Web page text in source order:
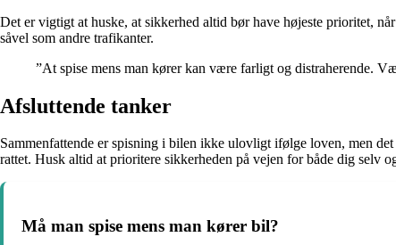
Det er vigtigt at huske, at sikkerhed altid bør have højeste prioritet,
såvel som andre trafikanter.
”At spise mens man kører kan være farligt og distraherende.
Afsluttende tanker
Sammenfattende er spisning i bilen ikke ulovligt ifølge loven, men
rattet. Husk altid at prioritere sikkerheden på vejen for både dig selv
Må man spise mens man kører bil?